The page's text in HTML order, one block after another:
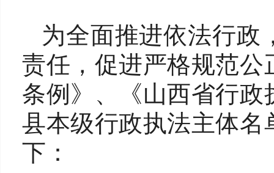
为全面推进依法行政
责任，促进严格规范
条例》、《山西省行
县本级行政执法主体
下：